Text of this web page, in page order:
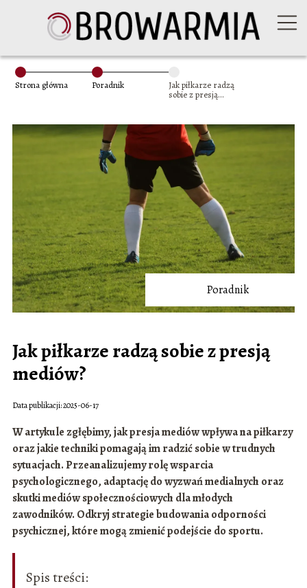
Strona główna Poradnik
Jak piłkarze radzą
sobie z presją
Poradnik
Jak piłkarze radzą sobie z presją
mediów?
Data publikacji: 2025-06-17
W artykule zgłębimy, jak presja mediów wpływa na piłkarzy
oraz jakie techniki pomagają im radzić sobie w trudnych
sytuacjach. Przeanalizujemy rolę wsparcia
psychologicznego, adaptację do wyzwań medialnych oraz
skutki mediów społecznościowych dla młodych
zawodników. Odkryj strategie budowania odporności
psychicznej, które mogą zmienić podejście do sportu.
Spis treści: